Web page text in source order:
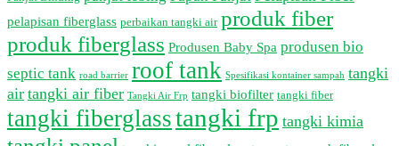
pelapisan fiberglass perbaikan tangki air produk fiber
produk fiberglass Produsen Baby Spa produsen bio
septic tank road barrier roof tank Spesifikasi kontainer sampah tangki
air tangki air fiber Tangki Air Frp tangki biofilter tangki fiber
tangki fiberglasstangki frp tangki kimia